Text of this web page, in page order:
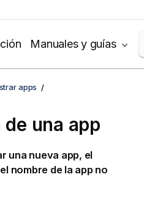
Manuales y guías
apps
una app
una nueva app, el
nombre de la app no